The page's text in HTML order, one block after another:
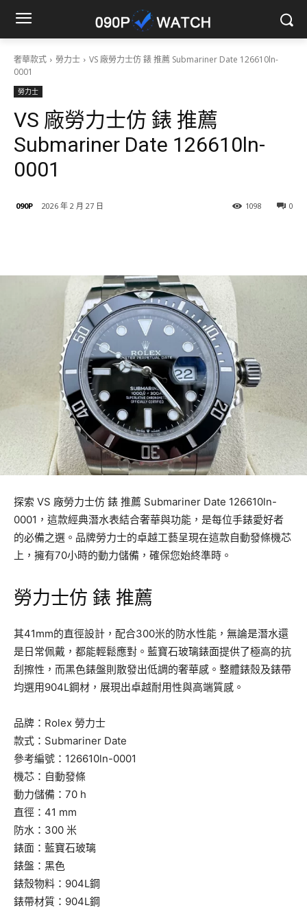
奢華款式 勞力士
VS 廠勞力士仿 錶 推薦 Submariner Date 126610ln-
0001
勞力士
VS 廠勞力士仿 錶 推薦
Submariner Date 126610ln-
0001
090P 2026 年 2 月 27 日 0
1098
探索 VS 廠勞力士仿 錶 推薦 Submariner Date 126610ln-
0001，這款經典潛水表結合奢華與功能，是每位手錶愛好者
的必備之選。品牌勞力士的卓越工藝呈現在這款自動發條機芯
上，擁有70小時的動力儲備，確保您始終準時。
勞力士仿 錶 推薦
其41mm的直徑設計，配合300米的防水性能，無論是潛水還
是日常佩戴，都能輕鬆應對。藍寶石玻璃錶面提供了極高的抗
刮擦性，而黑色錶盤則散發出低調的奢華感。整體錶殼及錶帶
均選用904L鋼材，展現出卓越耐用性與高端質感。
品牌：Rolex 勞力士
款式：Submariner Date
參考編號：126610ln-0001
機芯：自動發條
動力儲備：70 h
直徑：41 mm
防水：300 米
錶面：藍寶石玻璃
錶盤：黑色
錶殼物料：904L鋼
錶帶材質：904L鋼